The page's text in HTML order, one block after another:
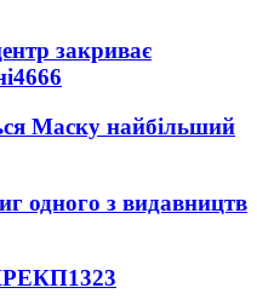
закриває
4666
Маску найбільший
одного з видавництв
1323